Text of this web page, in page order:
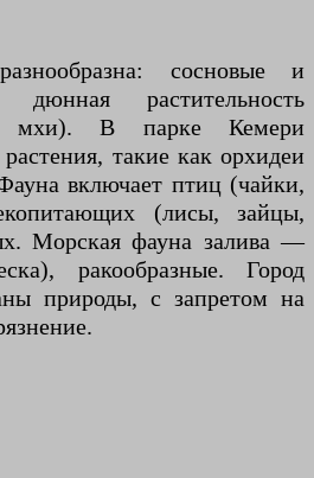
сосновые и
растительность
мхи). В парке Кемери
такие как орхидеи
включает птиц (чайки,
(лисы, зайцы,
Морская фауна залива —
ракообразные. Город
природы, с запретом на